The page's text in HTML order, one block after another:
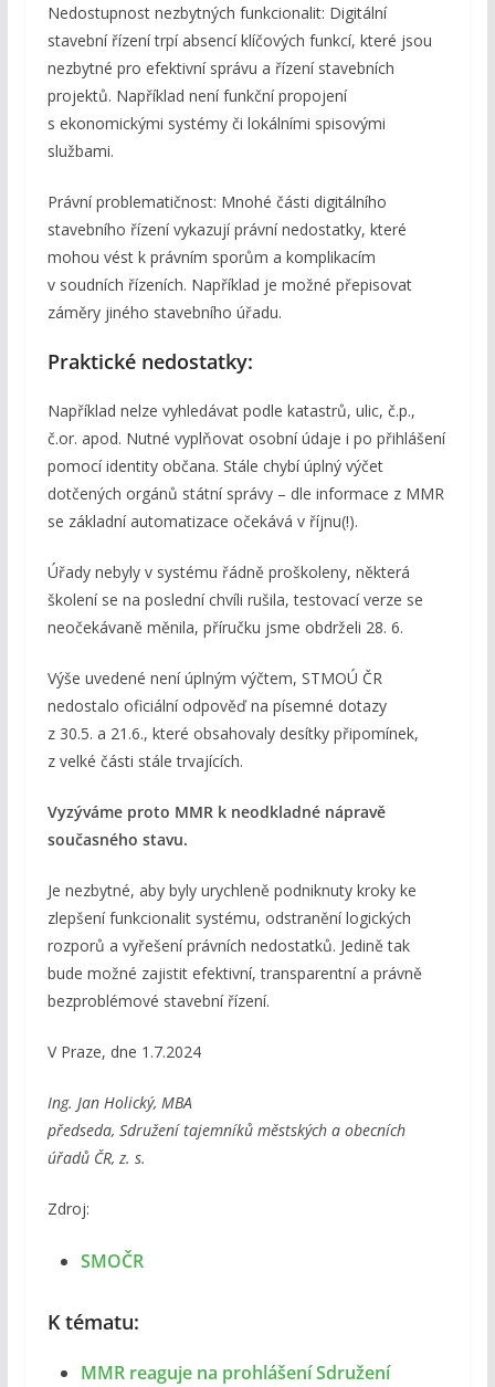
Nedostupnost nezbytných funkcionalit: Digitální
stavební řízení trpí absencí klíčových funkcí, které jsou
nezbytné pro efektivní správu a řízení stavebních
projektů. Například není funkční propojení
s ekonomickými systémy či lokálními spisovými
službami.
Právní problematičnost: Mnohé části digitálního
stavebního řízení vykazují právní nedostatky, které
mohou vést k právním sporům a komplikacím
v soudních řízeních. Například je možné přepisovat
záměry jiného stavebního úřadu.
Praktické nedostatky:
Například nelze vyhledávat podle katastrů, ulic, č.p.,
č.or. apod. Nutné vyplňovat osobní údaje i po přihlášení
pomocí identity občana. Stále chybí úplný výčet
dotčených orgánů státní správy – dle informace z MMR
se základní automatizace očekává v říjnu(!).
Úřady nebyly v systému řádně proškoleny, některá
školení se na poslední chvíli rušila, testovací verze se
neočekávaně měnila, příručku jsme obdrželi 28. 6.
Výše uvedené není úplným výčtem, STMOÚ ČR
nedostalo oficiální odpověď na písemné dotazy
z 30.5. a 21.6., které obsahovaly desítky připomínek,
z velké části stále trvajících.
Vyzýváme proto MMR k neodkladné nápravě
současného stavu.
Je nezbytné, aby byly urychleně podniknuty kroky ke
zlepšení funkcionalit systému, odstranění logických
rozporů a vyřešení právních nedostatků. Jedině tak
bude možné zajistit efektivní, transparentní a právně
bezproblémové stavební řízení.
V Praze, dne 1.7.2024
Ing. Jan Holický, MBA
předseda, Sdružení tajemníků městských a obecních
úřadů ČR, z. s.
Zdroj:
SMOČR
K tématu:
MMR reaguje na prohlášení Sdružení